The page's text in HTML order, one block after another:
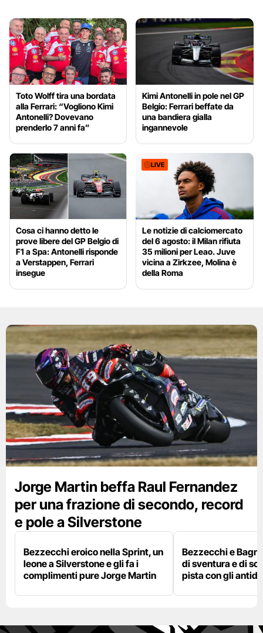
Toto Wolff tira una bordata
alla Ferrari: “Vogliono Kimi
Antonelli? Dovevano
prenderlo 7 anni fa”
Kimi Antonelli in pole nel GP
Belgio: Ferrari beffate da
una bandiera gialla
ingannevole
Cosa ci hanno detto le
prove libere del GP Belgio di
F1 a Spa: Antonelli risponde
a Verstappen, Ferrari
insegue
LIVE
Le notizie di calciomercato
del 6 agosto: il Milan rifiuta
35 milioni per Leao. Juve
vicina a Zirkzee, Molina è
della Roma
Jorge Martin beffa Raul Fernandez
per una frazione di secondo, record
e pole a Silverstone
Bezzecchi eroico nella Sprint, un
leone a Silverstone e gli fa i
complimenti pure Jorge Martin
Bezzecchi e
di sventura e di
pista con gli